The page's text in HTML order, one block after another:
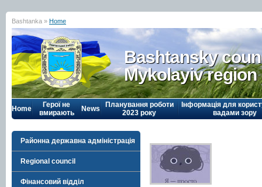
Bashtanka » Home
Bashtansky
Mykolayiv region
Home
Герої не
вмирають
News
Планування роботи
2023 року
Інформація для
вадами зору
Районна державна адміністрація
Regional council
Фінансовий відділ